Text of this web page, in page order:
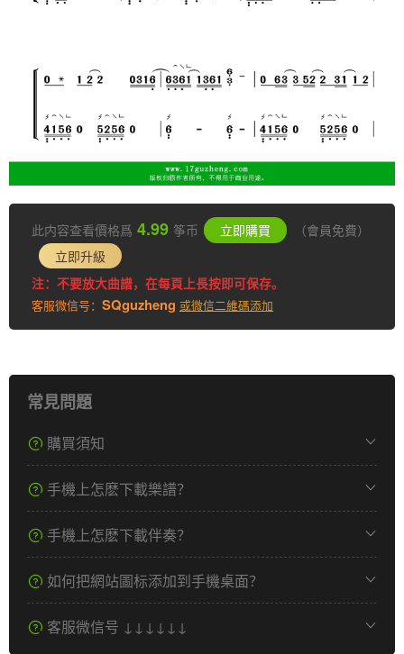
此内容查看價格爲 4.99 筝币 立即購買
（會員免費）
立即升級
注：不要放大曲譜，在每頁上長按即可保存。
客服微信号： SQguzheng 或微信二維碼添加
常見問題
購買須知
手機上怎麽下載樂譜？
手機上怎麽下載伴奏？
如何把網站圖标添加到手機桌面？
客服微信号 ↓↓↓↓↓↓